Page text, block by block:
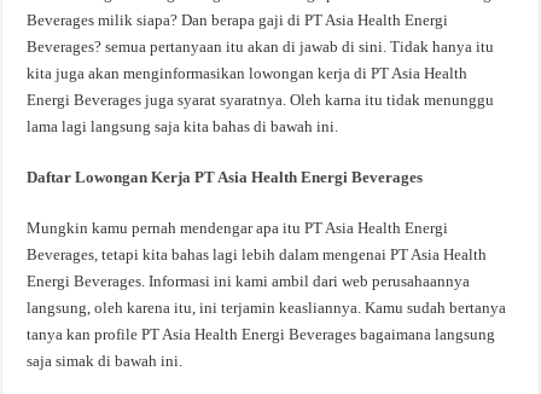
Beverages milik siapa? Dan berapa gaji di PT Asia Health Energi
Beverages? semua pertanyaan itu akan di jawab di sini. Tidak hanya itu
kita juga akan menginformasikan lowongan kerja di PT Asia Health
Energi Beverages juga syarat syaratnya. Oleh karna itu tidak menunggu
lama lagi langsung saja kita bahas di bawah ini.
Daftar Lowongan Kerja PT Asia Health Energi Beverages
Mungkin kamu pernah mendengar apa itu PT Asia Health Energi
Beverages, tetapi kita bahas lagi lebih dalam mengenai PT Asia Health
Energi Beverages. Informasi ini kami ambil dari web perusahaannya
langsung, oleh karena itu, ini terjamin keasliannya. Kamu sudah bertanya
tanya kan profile PT Asia Health Energi Beverages bagaimana langsung
saja simak di bawah ini.